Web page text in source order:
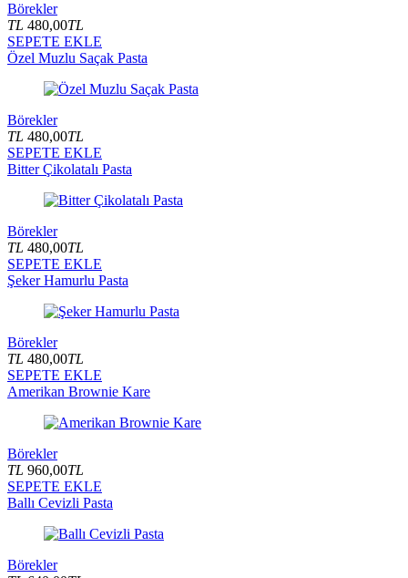
Börekler
TL 480,00TL
SEPETE EKLE
Özel Muzlu Saçak Pasta
Börekler
TL 480,00TL
SEPETE EKLE
Bitter Çikolatalı Pasta
Börekler
TL 480,00TL
SEPETE EKLE
Şeker Hamurlu Pasta
Börekler
TL 480,00TL
SEPETE EKLE
Amerikan Brownie Kare
Börekler
TL 960,00TL
SEPETE EKLE
Ballı Cevizli Pasta
Börekler